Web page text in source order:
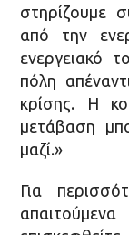
στηρίζουμε
από την
ενεργειακό
πόλη
κρίσης. Η
μετάβαση
μαζί.»
Για